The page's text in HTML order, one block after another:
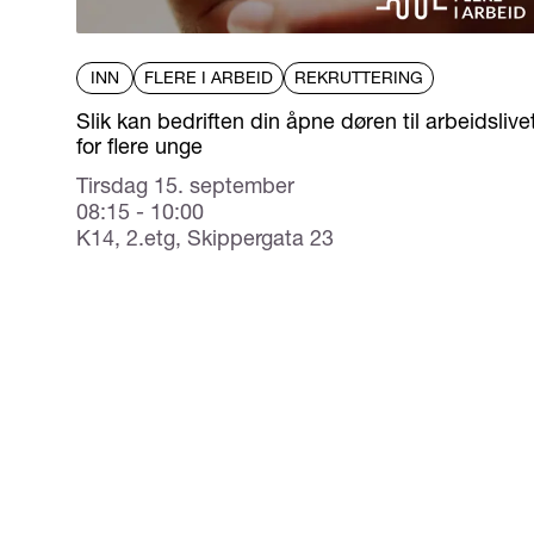
INN FLERE I ARBEID REKRUTTERING
Slik kan bedriften din åpne døren til
for flere unge
Tirsdag 15. september
08:15 - 10:00
K14, 2.etg, Skippergata 23